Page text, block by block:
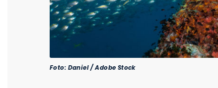
Foto: Daniel / Adobe Stock